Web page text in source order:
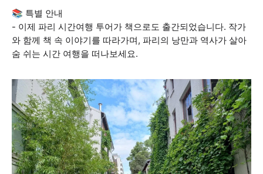
📚 특별 안내
- 이제 파리 시간여행 투어가 책으로도 출간되었습니다. 작가
와 함께 책 속 이야기를 따라가며, 파리의 낭만과 역사가 살아
숨 쉬는 시간 여행을 떠나보세요.